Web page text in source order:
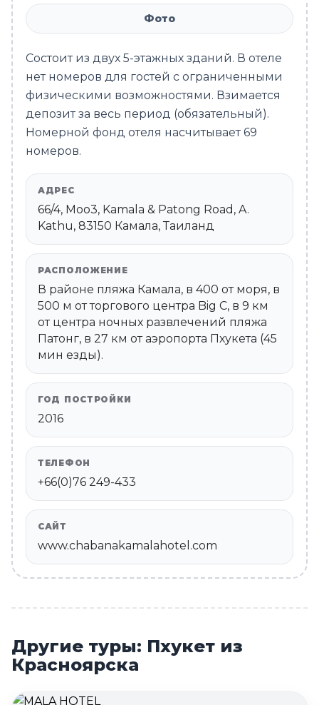
Фото
Состоит из двух 5-этажных зданий. В отеле
нет номеров для гостей с ограниченными
физическими возможностями. Взимается
депозит за весь период (обязательный).
Номерной фонд отеля насчитывает 69
номеров.
АДРЕС
66/4, Moo3, Kamala & Patong Road, A.
Kathu, 83150 Камала, Таиланд
РАСПОЛОЖЕНИЕ
В районе пляжа Камала, в 400 от моря, в
500 м от торгового центра Big C, в 9 км
от центра ночных развлечений пляжа
Патонг, в 27 км от аэропорта Пхукета (45
мин езды).
ГОД ПОСТРОЙКИ
2016
ТЕЛЕФОН
+66(0)76 249-433
САЙТ
www.chabanakamalahotel.com
Другие туры: Пхукет из
Красноярска